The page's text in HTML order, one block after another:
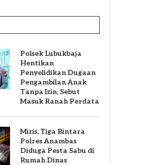
Polsek Lubukbaja
Hentikan
Penyelidikan Dugaan
Pengambilan Anak
Tanpa Izin, Sebut
Masuk Ranah Perdata
Miris, Tiga Bintara
Polres Anambas
Diduga Pesta Sabu di
Rumah Dinas